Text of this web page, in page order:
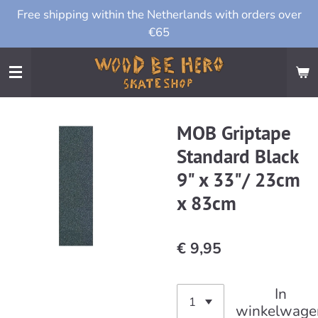
Ga
naar
de
Free shipping within the Netherlands with orders over
€65
MOB Griptape
Standard Black
9" x 33"/ 23cm
x 83cm
€ 9,95
In